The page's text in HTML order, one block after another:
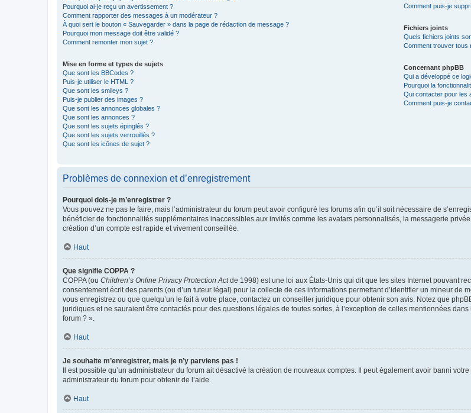
Pourquoi ai-je reçu un avertissement ?
Comment rapporter des messages à un modérateur ?
À quoi sert le bouton « Sauvegarder » dans la page de rédaction de message ?
Pourquoi mon message doit être validé ?
Comment remonter mon sujet ?
Mise en forme et types de sujets
Que sont les BBCodes ?
Puis-je utiliser le HTML ?
Que sont les smileys ?
Puis-je publier des images ?
Que sont les annonces globales ?
Que sont les annonces ?
Que sont les sujets épinglés ?
Que sont les sujets verrouillés ?
Que sont les icônes de sujet ?
Comment puis-je
Fichiers joints
Quels fichiers joints
Comment trouver tous
Concernant phpBB
Qui a développé ce
Pourquoi la
Qui contacter pour les
Comment puis-je
Problèmes de connexion et d’enregistrement
Pourquoi dois-je m’enregistrer ?
Vous pouvez ne pas le faire, mais l’administrateur du forum peut avoir configuré les forums afin qu’il soit nécessaire de
bénéficier de fonctionnalités supplémentaires inaccessibles aux invités comme les avatars personnalisés, la messagerie
création d’un compte est rapide et vivement conseillée.
Haut
Que signifie COPPA ?
COPPA (ou Children’s Online Privacy Protection Actde 1998) est une loi aux États-Unis qui dit que les sites Internet pouvant
consentement écrit des parents (ou d’un tuteur légal) pour la collecte de ces informations permettant d’identifier un mineur de
vous enregistrez ou que quelqu’un le fait à votre place, contactez un conseiller juridique pour obtenir son avis. Notez que
juridiques et ne sauraient être contactés pour des questions légales de toutes sortes, à l’exception de celles mentionnées
forum ? ».
Haut
Je souhaite m’enregistrer, mais je n’y parviens pas !
Il est possible qu’un administrateur du forum ait désactivé la création de nouveaux comptes. Il peut également avoir banni
administrateur du forum pour obtenir de l’aide.
Haut